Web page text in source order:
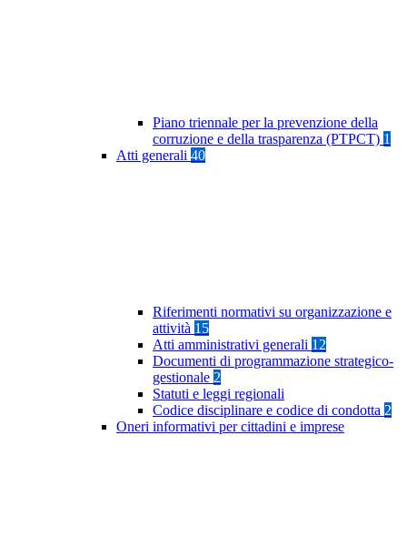
Piano triennale per la prevenzione della
corruzione e della trasparenza (PTPCT) 1
Atti generali 40
Riferimenti normativi su organizzazione e
attività 15
Atti amministrativi generali 12
Documenti di programmazione strategico-
gestionale 2
Statuti e leggi regionali
Codice disciplinare e codice di condotta 2
Oneri informativi per cittadini e imprese